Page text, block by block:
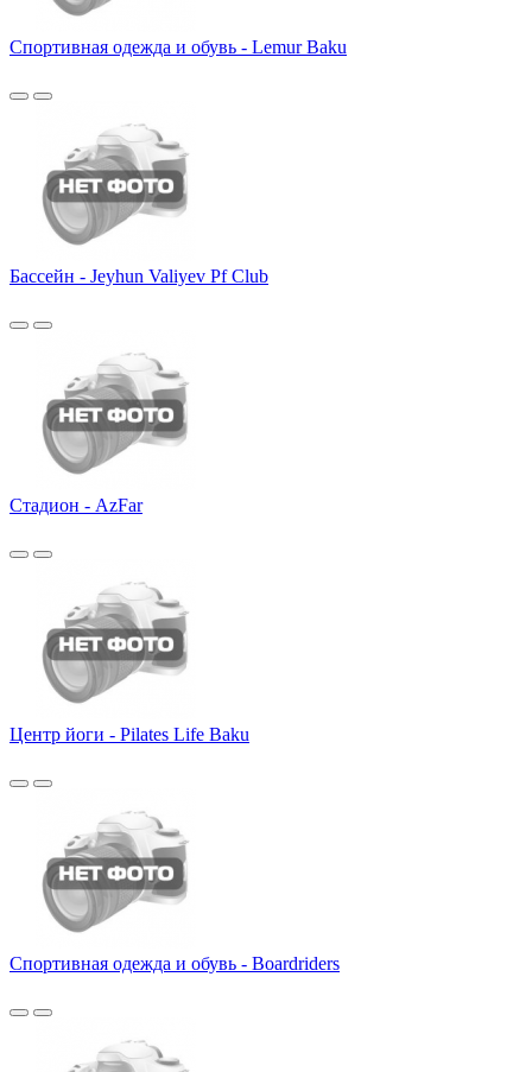
Спортивная одежда и обувь - Lemur Baku
Бассейн - Jeyhun Valiyev Pf Club
Стадион - AzFar
Центр йоги - Pilates Life Baku
Спортивная одежда и обувь - Boardriders